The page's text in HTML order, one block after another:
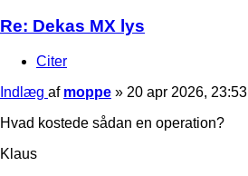
Re: Dekas MX lys
Citer
Indlæg af moppe » 20 apr 2026, 23:53
Hvad kostede sådan en operation?
Klaus